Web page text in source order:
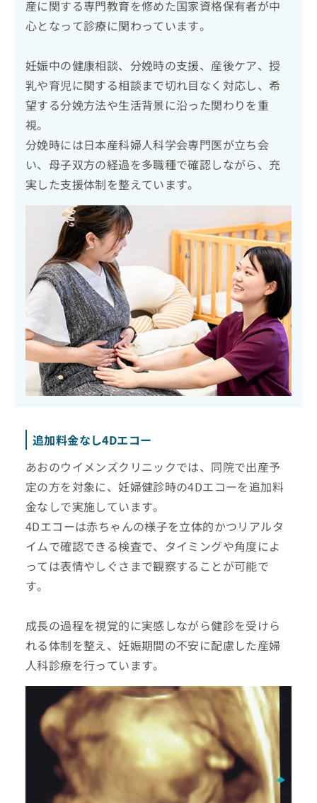
産に関する専門教育を修めた国家資格保有者が中
心となって診療に関わっています。
妊娠中の健康相談、分娩時の支援、産後ケア、授
乳や育児に関する相談まで切れ目なく対応し、希
望する分娩方法や生活背景に沿った関わりを重
視。
分娩時には日本産科婦人科学会専門医が立ち会
い、母子双方の経過を多職種で確認しながら、充
実した支援体制を整えています。
追加料金なし4Dエコー
あおのウイメンズクリニックでは、同院で出産予
定の方を対象に、妊婦健診時の4Dエコーを追加料
金なしで実施しています。
4Dエコーは赤ちゃんの様子を立体的かつリアルタ
イムで確認できる検査で、タイミングや角度によ
っては表情やしぐさまで観察することが可能で
す。
成長の過程を視覚的に実感しながら健診を受けら
れる体制を整え、妊娠期間の不安に配慮した産婦
人科診療を行っています。